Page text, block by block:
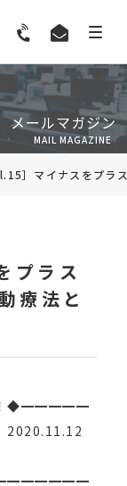
メールマガジン
MAIL MAGAZINE
］マイナスをプラ
プラス
療法と
！◆━━━━━